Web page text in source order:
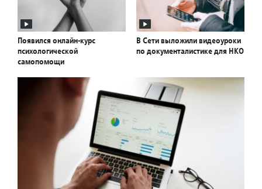
Появился онлайн-курс
психологической
самопомощи
В Сети выложили видеоуроки
по документалистике для НКО